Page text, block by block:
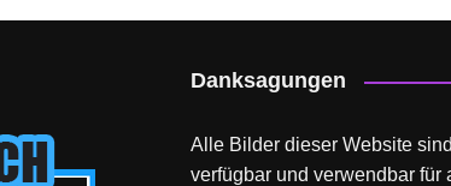
Danksagungen
Alle Bilder dieser Website
verfügbar und verwendbar für